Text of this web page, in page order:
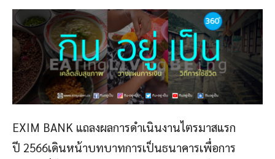
EXIM BANK แถลงผลการดำเนินงานไตรมาสแรก
ปี 2566เดินหน้าบทบาทการเป็นธนาคารเพื่อการ